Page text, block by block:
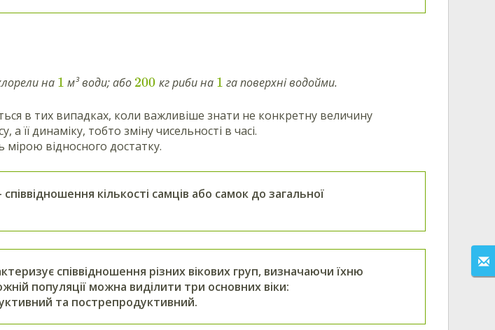
на 1 м³ води; або 200 кг риби на 1 га поверхні водойми.
в тих випадках, коли важливіше знати не конкретну величину
її динаміку, тобто зміну чисельності в часі.
відносного достатку.
кількості самців або самок до загальної
співвідношення різних вікових груп, визначаючи їхню
популяції можна виділити три основних віки:
та пострепродуктивний.